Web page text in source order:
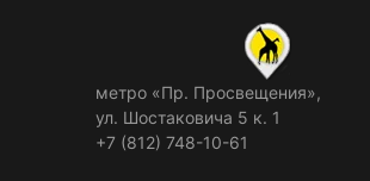
метро «Пр. Просвещения»,
ул. Шостаковича 5 к. 1
+7 (812) 748-10-61